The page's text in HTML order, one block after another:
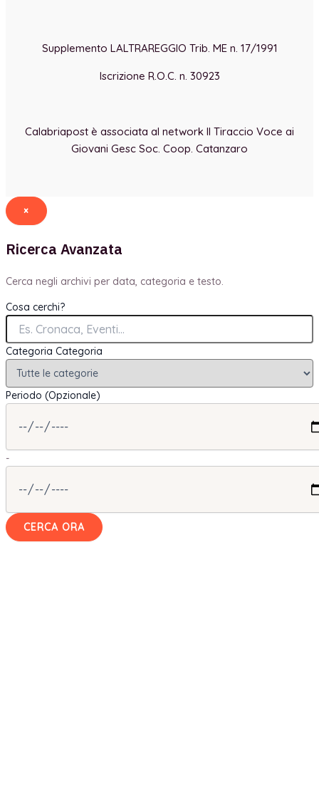
Supplemento LALTRAREGGIO Trib. ME n. 17/1991
Iscrizione R.O.C. n. 30923
Calabriapost è associata al network Il Tiraccio Voce ai
Giovani Gesc Soc. Coop. Catanzaro
×
Ricerca Avanzata
Cerca negli archivi per data, categoria e testo.
Cosa cerchi?
Categoria Categoria
Periodo (Opzionale)
-
CERCA ORA